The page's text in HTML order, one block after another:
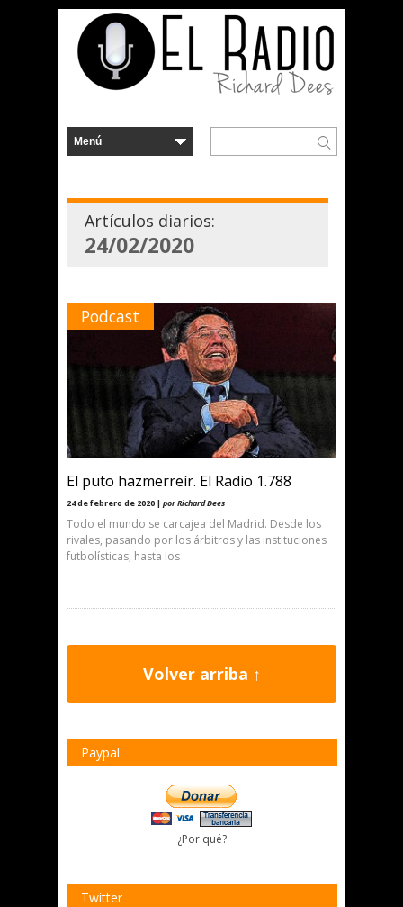
Artículos diarios:
24/02/2020
Podcast
El puto hazmerreír. El Radio 1.788
24 de febrero de 2020 | por Richard Dees
Todo el mundo se carcajea del Madrid. Desde los
rivales, pasando por los árbitros y las instituciones
futbolísticas, hasta los
Volver arriba ↑
Paypal
¿Por qué?
Twitter